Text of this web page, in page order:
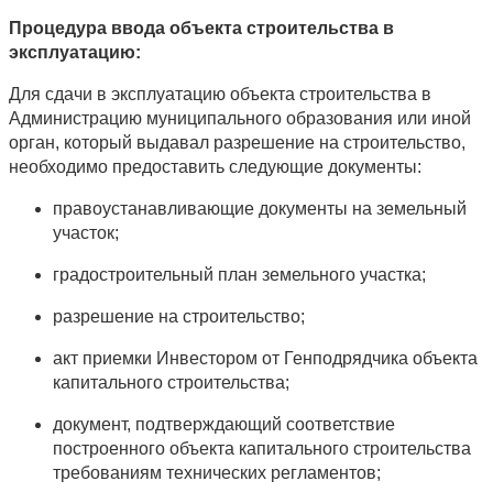
Процедура ввода объекта строительства в
эксплуатацию:
Для сдачи в эксплуатацию объекта строительства в
Администрацию муниципального образования или иной
орган, который выдавал разрешение на строительство,
необходимо предоставить следующие документы:
правоустанавливающие документы на земельный
участок;
градостроительный план земельного участка;
разрешение на строительство;
акт приемки Инвестором от Генподрядчика объекта
капитального строительства;
документ, подтверждающий соответствие
построенного объекта капитального строительства
требованиям технических регламентов;